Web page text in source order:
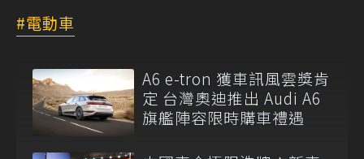
電動車
A6 e-tron 獲車訊風雲獎肯
定 台灣奧迪推出 Audi A6
旗艦陣容限時購車禮遇